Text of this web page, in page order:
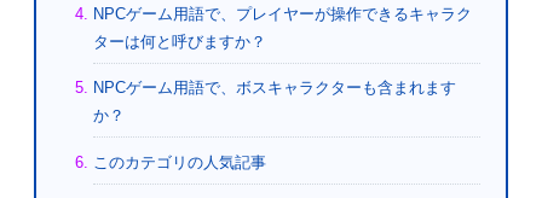
NPCゲーム用語で、プレイヤーが操作できるキャラク
ターは何と呼びますか？
NPCゲーム用語で、ボスキャラクターも含まれます
か？
このカテゴリの人気記事